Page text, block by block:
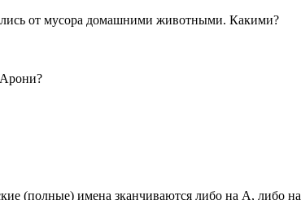
от мусора домашними животными. Какими?
(полные) имена зканчиваются либо на А,